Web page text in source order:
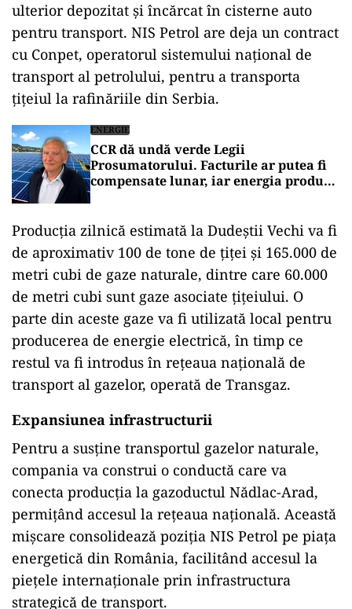
ulterior depozitat și încărcat în cisterne auto
pentru transport. NIS Petrol are deja un contract
cu Conpet, operatorul sistemului național de
transport al petrolului, pentru a transporta
țițeiul la rafinăriile din Serbia.
ENERGIE
CCR dă undă verde Legii
Prosumatorului. Facturile ar putea fi
compensate lunar, iar energia produsă
Producția zilnică estimată la Dudeștii Vechi va fi
de aproximativ 100 de tone de țiței și 165.000 de
metri cubi de gaze naturale, dintre care 60.000
de metri cubi sunt gaze asociate țițeiului. O
parte din aceste gaze va fi utilizată local pentru
producerea de energie electrică, în timp ce
restul va fi introdus în rețeaua națională de
transport al gazelor, operată de Transgaz.
Expansiunea infrastructurii
Pentru a susține transportul gazelor naturale,
compania va construi o conductă care va
conecta producția la gazoductul Nădlac-Arad,
permițând accesul la rețeaua națională. Această
mișcare consolidează poziția NIS Petrol pe piața
energetică din România, facilitând accesul la
piețele internaționale prin infrastructura
strategică de transport.